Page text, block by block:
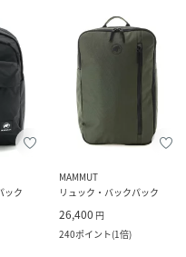
ック
MAMMUT
リュック・バックパック
26,400 円
240ポイント(1倍)